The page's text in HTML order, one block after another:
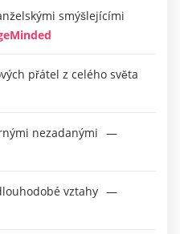
smýšlejícími
přátel z celého světa
nezadanými
vztahy